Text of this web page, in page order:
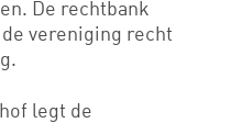
De rechtbank
vereniging recht
legt de